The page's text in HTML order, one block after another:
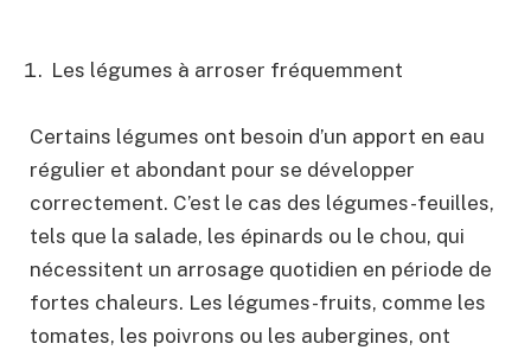
Les légumes à arroser fréquemment
Certains légumes ont besoin d’un apport en eau
régulier et abondant pour se développer
correctement. C’est le cas des légumes-feuilles,
tels que la salade, les épinards ou le chou, qui
nécessitent un arrosage quotidien en période de
fortes chaleurs. Les légumes-fruits, comme les
tomates, les poivrons ou les aubergines, ont